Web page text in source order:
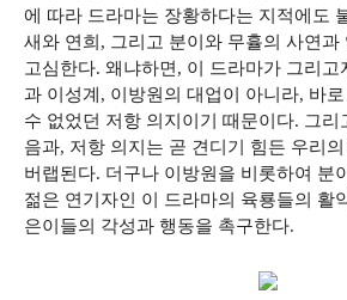
에 따라 드라마는 장황하다는 지적에도
새와 연희, 그리고 분이와 무휼의 사연과
고심한다. 왜냐하면, 이 드라마가 그리고
과 이성계, 이방원의 대업이 아니라, 바
수 없었던 저항 의지이기 때문이다. 그리
음과, 저항 의지는 곧 견디기 힘든 우리
버랩된다. 더구나 이방원을 비롯하여 분
젊은 연기자인 이 드라마의 육룡들의 활
은이들의 각성과 행동을 촉구한다.